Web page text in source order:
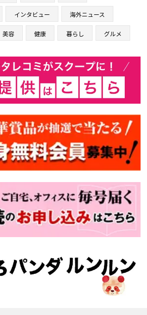
インタビュー 海外ニュース
美容 健康 暮らし グルメ